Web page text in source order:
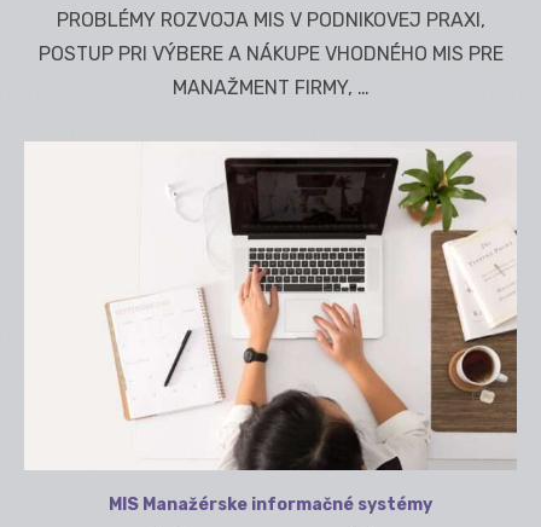
PROBLÉMY ROZVOJA MIS V PODNIKOVEJ PRAXI,
POSTUP PRI VÝBERE A NÁKUPE VHODNÉHO MIS PRE
MANAŽMENT FIRMY, …
MIS Manažérske informačné systémy